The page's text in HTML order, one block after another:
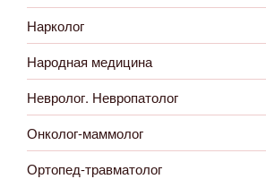
Нарколог
Народная медицина
Невролог. Невропатолог
Онколог-маммолог
Ортопед-травматолог